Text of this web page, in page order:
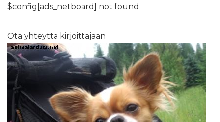
$config[ads_netboard] not found
Ota yhteyttä kirjoittajaan